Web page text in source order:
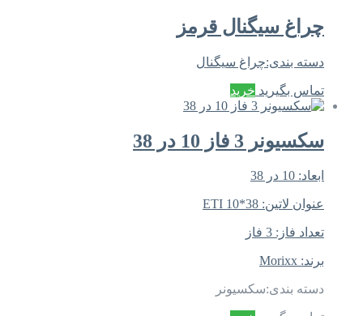
چراغ سیگنال قرمز
دسته بندی:چراغ سیگنال
تماس بگیرید خرید
سکسیونر 3 فاز 10 در 38
ابعاد: 10 در 38
عنوان لاتین: ETI 10*38
تعداد فاز: 3 فاز
برند: Morixx
دسته بندی:سکسیونر